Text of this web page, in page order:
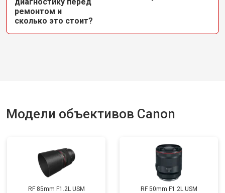
ремонтом и
сколько это стоит?
Модели объективов Canon
RF 85mm F1.2L USM RF 50mm F1.2L USM